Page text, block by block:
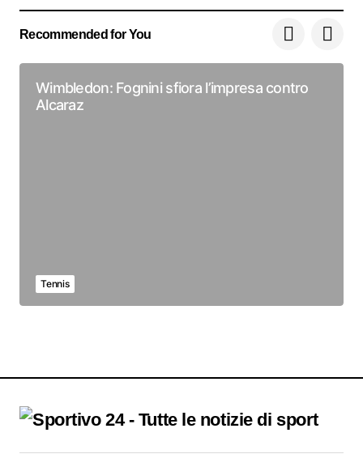
Recommended for You
Wimbledon: Fognini sfiora l’impresa contro
Alcaraz
Tennis